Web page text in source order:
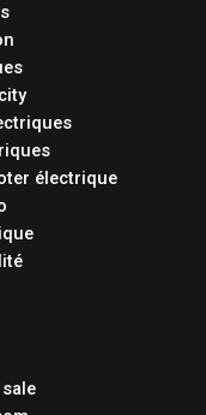
électrique